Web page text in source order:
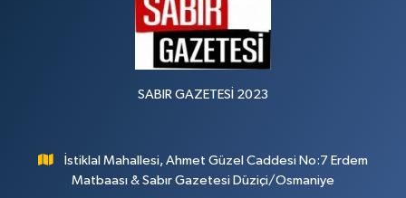
SABIR GAZETESİ 2023
İstiklal Mahallesi, Ahmet Güzel Caddesi No:7 Erdem
Matbaası & Sabır Gazetesi Düziçi/Osmaniye